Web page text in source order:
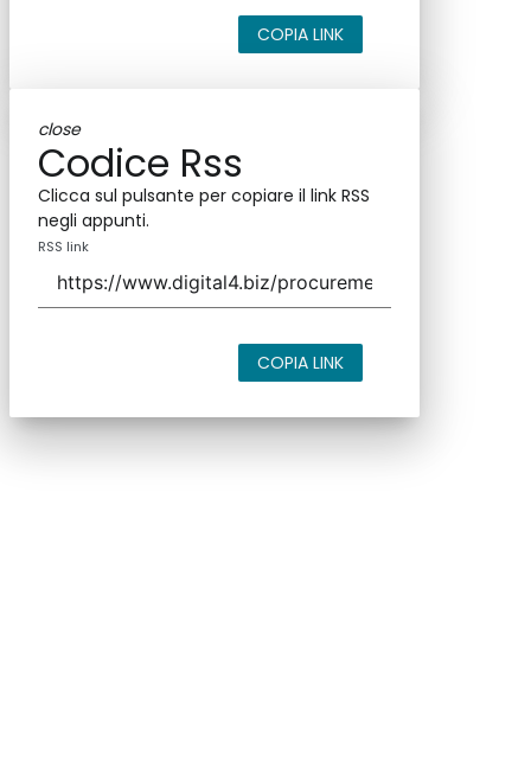
COPIA LINK
close
Codice Rss
Clicca sul pulsante per copiare il link RSS
negli appunti.
RSS link
COPIA LINK